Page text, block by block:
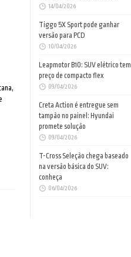
14/04/2026
Tiggo 5X Sport pode ganhar
versão para PCD
10/04/2026
Leapmotor B10: SUV elétrico tem
preço de compacto flex
09/04/2026
Creta Action é entregue sem
tampão no painel: Hyundai
promete solução
09/04/2026
T-Cross Seleção chega baseado
na versão básica do SUV:
conheça
06/04/2026